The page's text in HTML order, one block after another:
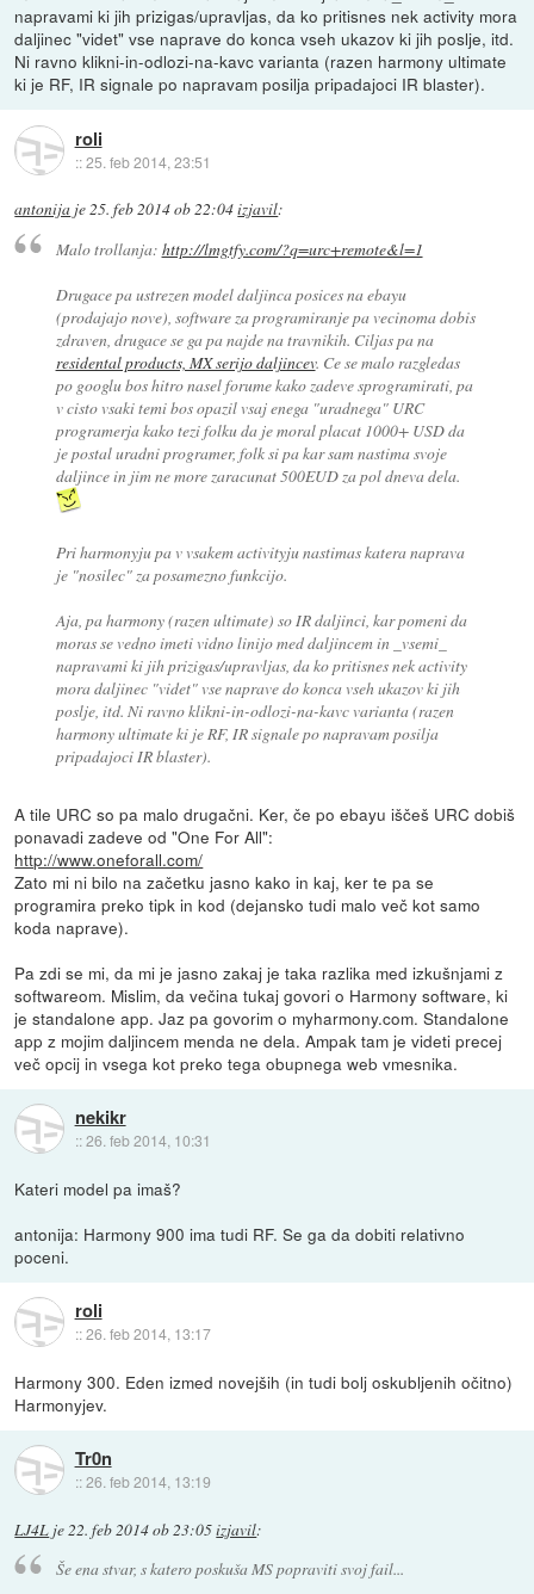
napravami ki jih prizigas/upravljas, da ko pritisnes nek activity mora
daljinec "videt" vse naprave do konca vseh ukazov ki jih poslje, itd.
Ni ravno klikni-in-odlozi-na-kavc varianta (razen harmony ultimate
ki je RF, IR signale po napravam posilja pripadajoci IR blaster).
roli
::25. feb 2014, 23:51
antonija je25. feb 2014 ob 22:04izjavil:
Malo trollanja: http://lmgtfy.com/?q=urc+remote&l=1
Drugace pa ustrezen model daljinca posices na ebayu
(prodajajo nove), software za programiranje pa vecinoma dobis
zdraven, drugace se ga pa najde na travnikih. Ciljas pa na
residental products, MX serijo daljincev. Ce se malo razgledas
po googlu bos hitro nasel forume kako zadeve sprogramirati, pa
v cisto vsaki temi bos opazil vsaj enega "uradnega" URC
programerja kako tezi folku da je moral placat 1000+ USD da
je postal uradni programer, folk si pa kar sam nastima svoje
daljince in jim ne more zaracunat 500EUD za pol dneva dela.
Pri harmonyju pa v vsakem activityju nastimas katera naprava
je "nosilec" za posamezno funkcijo.
Aja, pa harmony (razen ultimate) so IR daljinci, kar pomeni da
moras se vedno imeti vidno linijo med daljincem in _vsemi_
napravami ki jih prizigas/upravljas, da ko pritisnes nek activity
mora daljinec "videt" vse naprave do konca vseh ukazov ki jih
poslje, itd. Ni ravno klikni-in-odlozi-na-kavc varianta (razen
harmony ultimate ki je RF, IR signale po napravam posilja
pripadajoci IR blaster).
A tile URC so pa malo drugačni. Ker, če po ebayu iščeš URC dobiš
ponavadi zadeve od "One For All":
http://www.oneforall.com/
Zato mi ni bilo na začetku jasno kako in kaj, ker te pa se
programira preko tipk in kod (dejansko tudi malo več kot samo
koda naprave).
Pa zdi se mi, da mi je jasno zakaj je taka razlika med izkušnjami z
softwareom. Mislim, da večina tukaj govori o Harmony software, ki
je standalone app. Jaz pa govorim o myharmony.com. Standalone
app z mojim daljincem menda ne dela. Ampak tam je videti precej
več opcij in vsega kot preko tega obupnega web vmesnika.
nekikr
::26. feb 2014, 10:31
Kateri model pa imaš?
antonija: Harmony 900 ima tudi RF. Se ga da dobiti relativno
poceni.
roli
::26. feb 2014, 13:17
Harmony 300. Eden izmed novejših (in tudi bolj oskubljenih očitno)
Harmonyjev.
Tr0n
::26. feb 2014, 13:19
LJ4L je22. feb 2014 ob 23:05izjavil:
Še ena stvar, s katero poskuša MS popraviti svoj fail...